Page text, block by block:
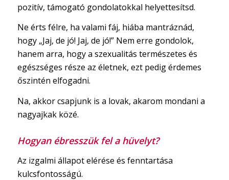
pozitív, támogató gondolatokkal helyettesítsd.
Ne érts félre, ha valami fáj, hiába mantráznád,
hogy „Jaj, de jó! Jaj, de jó!” Nem erre gondolok,
hanem arra, hogy a szexualitás természetes és
egészséges része az életnek, ezt pedig érdemes
őszintén elfogadni.
Na, akkor csapjunk is a lovak, akarom mondani a
nagyajkak közé.
Hogyan ébresszük fel a hüvelyt?
Az izgalmi állapot elérése és fenntartása
kulcsfontosságú.